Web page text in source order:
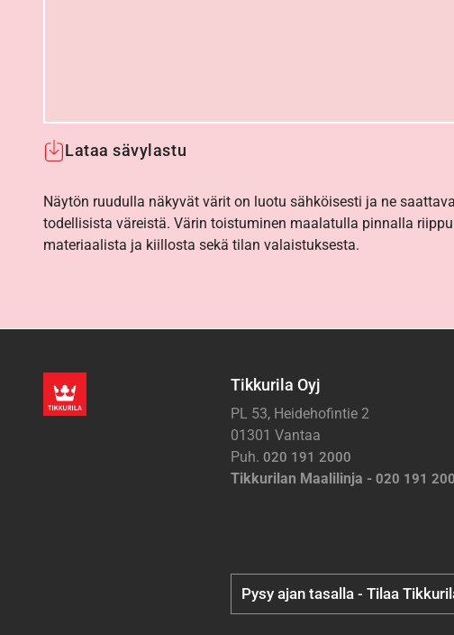
Lataa sävylastu
Näytön ruudulla näkyvät värit on luotu sähköisesti ja ne
todellisista väreistä. Värin toistuminen maalatulla pinnalla
materiaalista ja kiillosta sekä tilan valaistuksesta.
Tikkurila Oyj
PL 53, Heidehofintie 2
01301 Vantaa
Puh. 020 191 2000
Tikkurilan Maalilinja - 020 191
Pysy ajan tasalla - Tilaa